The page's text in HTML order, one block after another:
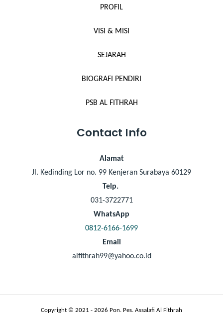
PROFIL
VISI & MISI
SEJARAH
BIOGRAFI PENDIRI
PSB AL FITHRAH
Contact Info
Alamat
Jl. Kedinding Lor no. 99 Kenjeran Surabaya 60129
Telp.
031-3722771
WhatsApp
0812-6166-1699
Email
alfithrah99@yahoo.co.id
Copyright © 2021 - 2026 Pon. Pes. Assalafi Al Fithrah